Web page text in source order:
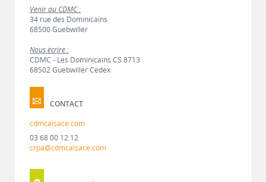
Venir au CDMC :
34 rue des Dominicains
68500 Guebwiller
Nous écrire :
CDMC - Les Dominicains CS 8713
68502 Guebwiller Cedex
CONTACT
cdmcalsace.com
03 68 00 12 12
crpa@cdmcalsace.com